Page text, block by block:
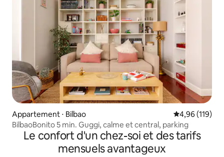
Appartement ⋅ Bilbao Évaluation
4,96 (119)
BilbaoBonito 5 min. Guggi, calme et central, parking
Le confort d'un chez-soi et des tarifs
mensuels avantageux